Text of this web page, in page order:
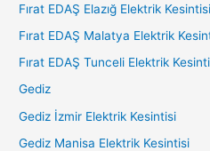
Fırat EDAŞ Elazığ Elektrik Kesintisi
Fırat EDAŞ Malatya Elektrik
Fırat EDAŞ Tunceli Elektrik
Gediz
Gediz İzmir Elektrik Kesintisi
Gediz Manisa Elektrik Kesintisi